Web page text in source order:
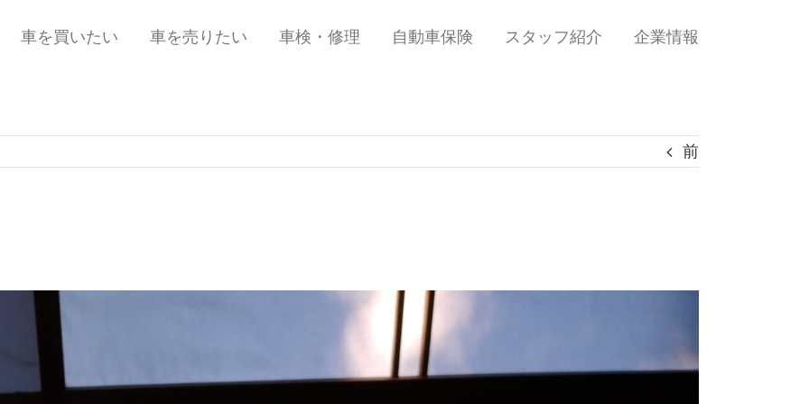
車を買いたい 車を売りたい 車検・修理 自動車保険 スタッフ紹介 企業情報
前